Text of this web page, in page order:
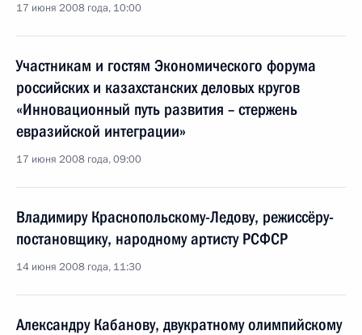
17 июня 2008 года, 10:00
Участникам и гостям Экономического форума
российских и казахстанских деловых кругов
«Инновационный путь развития – стержень
евразийской интеграции»
17 июня 2008 года, 09:00
Владимиру Краснопольскому-Ледову, режиссёру-
постановщику, народному артисту РСФСР
14 июня 2008 года, 11:30
Александру Кабанову, двукратному олимпийскому